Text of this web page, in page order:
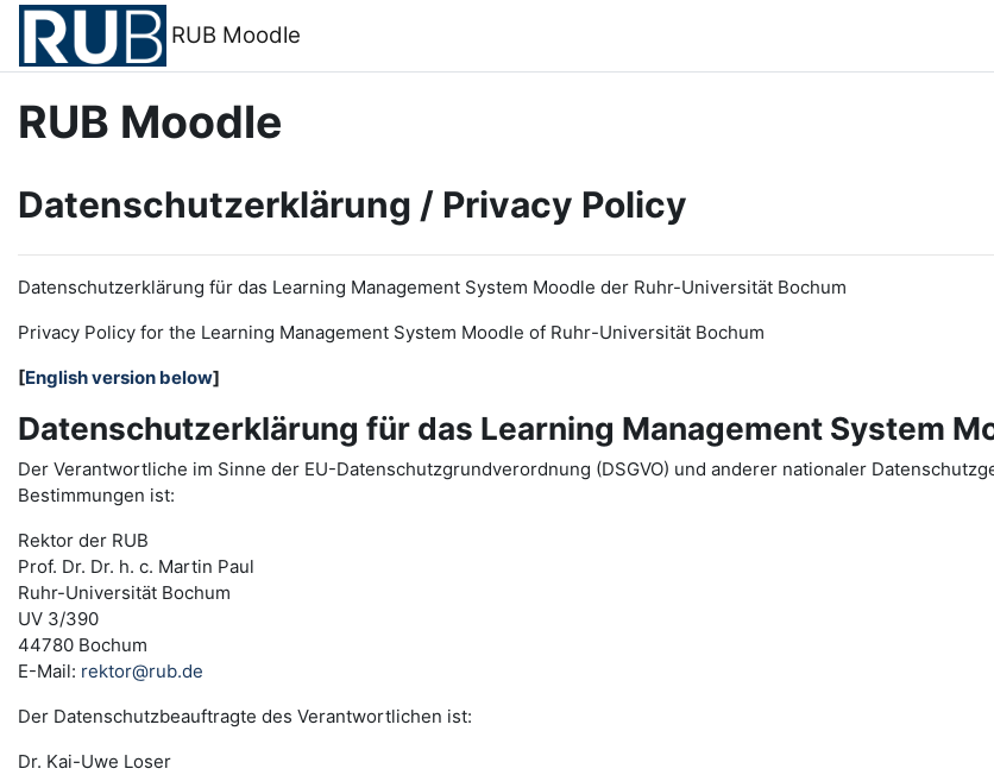
Zum Hauptinhalt
RUB Moodle
RUB Moodle
Datenschutzerklärung / Privacy Policy
Datenschutzerklärung für das Learning Management System Moodle der Ruhr-Universität Bochum
Privacy Policy for the Learning Management System Moodle of Ruhr-Universität Bochum
[English version below]
Datenschutzerklärung für das Learning Management System
Der Verantwortliche im Sinne der EU-Datenschutzgrundverordnung (DSGVO) und anderer nationaler
Bestimmungen ist:
Rektor der RUB
Prof. Dr. Dr. h. c. Martin Paul
Ruhr-Universität Bochum
UV 3/390
44780 Bochum
E-Mail: rektor@rub.de
Der Datenschutzbeauftragte des Verantwortlichen ist:
Dr. Kai-Uwe Loser